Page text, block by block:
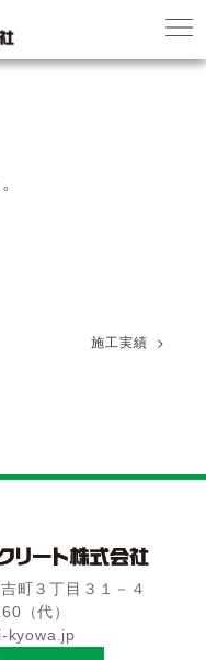
施工実績
町３丁目３１－４
（代）
kyowa.jp